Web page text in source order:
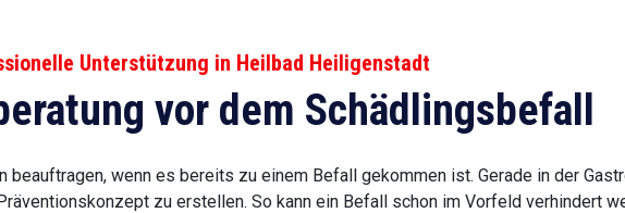
Unterstützung in Heilbad Heiligenstadt
vor dem Schädlingsbefall
beauftragen, wenn es bereits zu einem Befall gekommen ist. Gerade in der
zu erstellen. So kann ein Befall schon im Vorfeld verhindert